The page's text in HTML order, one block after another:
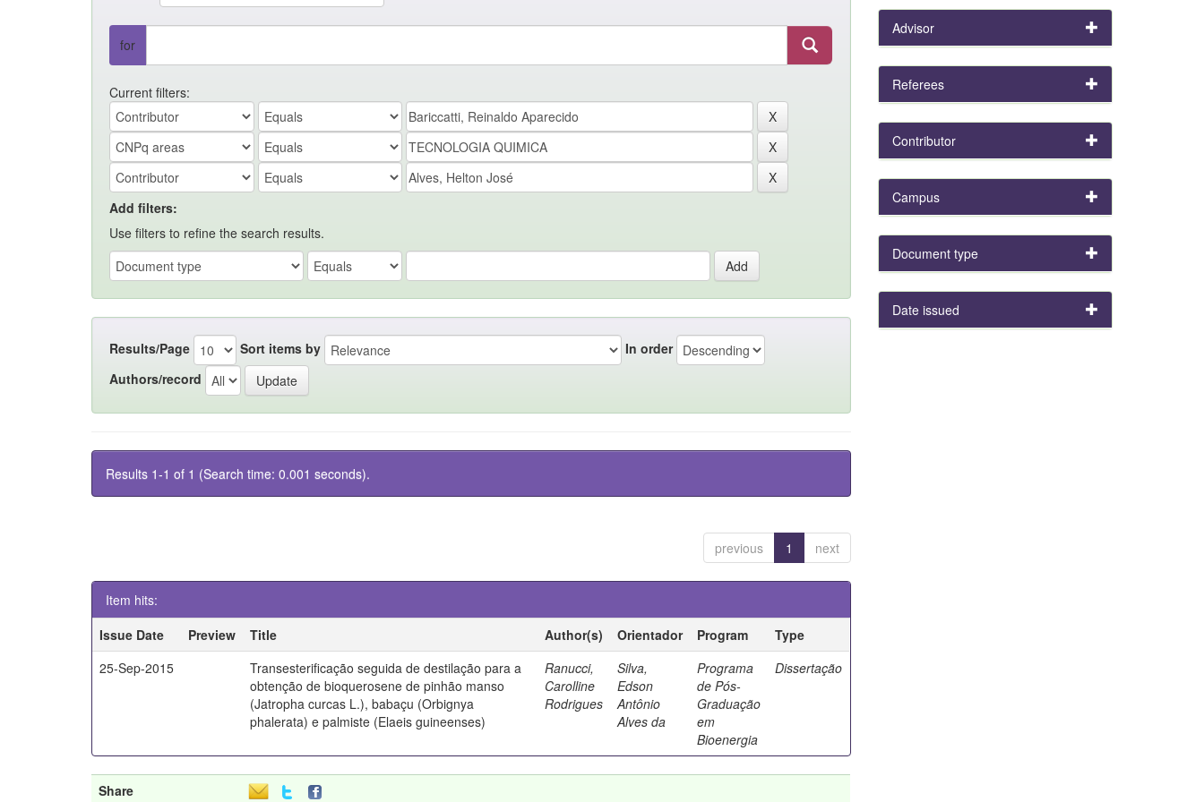
for
Current filters:
Add filters:
Use filters to refine the search results.
Results/Page Sort items by
In order
Authors/record
Results 1-1 of 1 (Search time: 0.001 seconds).
previous 1 next
Item hits:
Issue Date
Preview Title Author(s) Orientador Program
Type
25-Sep-2015
Transesterificação seguida de destilação para a
obtenção de bioquerosene de pinhão manso
(Jatropha curcas L.), babaçu (Orbignya
phalerata) e palmiste (Elaeis guineenses)
Ranucci,
Carolline
Rodrigues
Silva,
Edson
Antônio
Alves da
Programa
de Pós-
Graduação
em
Bioenergia
Dissertação
Share
Advisor
Referees
Contributor
Campus
Document type
Date issued